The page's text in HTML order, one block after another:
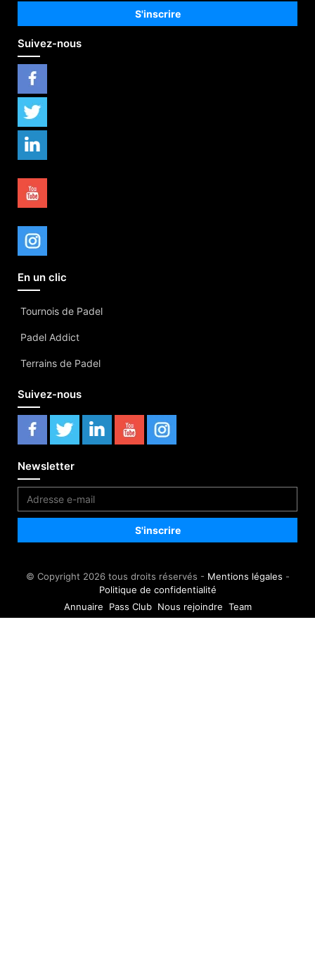
Suivez-nous
En un clic
Tournois de Padel
Padel Addict
Terrains de Padel
Suivez-nous
Newsletter
© Copyright 2026 tous droits réservés - Mentions légales -
Politique de confidentialité
Annuaire
Pass Club Nous rejoindre Team